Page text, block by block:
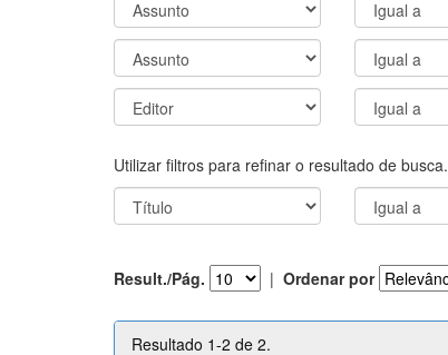
Utilizar filtros para refinar o resultado de busca.
Result./Pág. | Ordenar por
Resultado 1-2 de 2.